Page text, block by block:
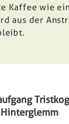
Kaffee wie
aus der
Hinterglemm